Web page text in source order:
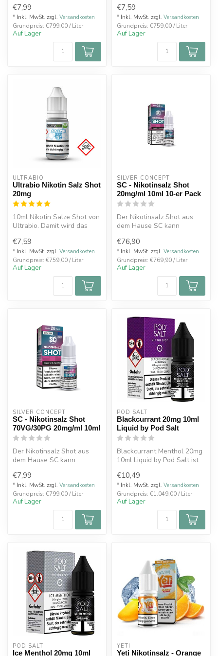
Nikotingehal...
€7,99
* Inkl. MwSt. zzgl. Versandkosten
Grundpreis: €799,00 / Liter
Auf Lager
beson...
€7,59
* Inkl. MwSt. zzgl. Versandkosten
Grundpreis: €759,00 / Liter
Auf Lager
ULTRABIO
Ultrabio Nikotin Salz Shot
20mg
10ml Nikotin Salze Shot von
Ultrabio. Damit wird das
beson...
€7,59
* Inkl. MwSt. zzgl. Versandkosten
Grundpreis: €759,00 / Liter
Auf Lager
SILVER CONCEPT
SC - Nikotinsalz Shot
20mg/ml 10ml 10-er Pack
Der Nikotinsalz Shot aus
dem Hause SC kann
Nikotingehal...
€76,90
* Inkl. MwSt. zzgl. Versandkosten
Grundpreis: €769,90 / Liter
Auf Lager
SILVER CONCEPT
SC - Nikotinsalz Shot
70VG/30PG 20mg/ml 10ml
Der Nikotinsalz Shot aus
dem Hause SC kann
Nikotingehal...
€7,99
* Inkl. MwSt. zzgl. Versandkosten
Grundpreis: €799,00 / Liter
Auf Lager
POD SALT
Blackcurrant 20mg 10ml
Liquid by Pod Salt
Blackcurrant Menthol 20mg
10ml Liquid by Pod Salt ist
€10,49
* Inkl. MwSt. zzgl. Versandkosten
Grundpreis: €1.049,00 / Liter
Auf Lager
POD SALT
Ice Menthol 20mg 10ml
YETI
Yeti Nikotinsalz - Orange